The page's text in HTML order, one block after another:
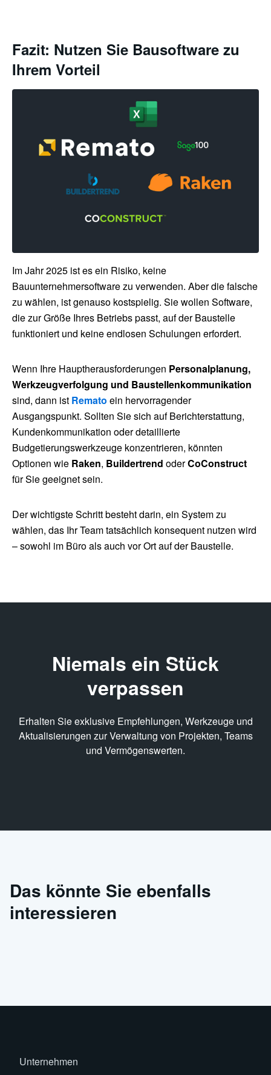
Fazit: Nutzen Sie Bausoftware zu
Ihrem Vorteil
Im Jahr 2025 ist es ein Risiko, keine
Bauunternehmersoftware zu verwenden. Aber die falsche
zu wählen, ist genauso kostspielig. Sie wollen Software,
die zur Größe Ihres Betriebs passt, auf der Baustelle
funktioniert und keine endlosen Schulungen erfordert.
Wenn Ihre Hauptherausforderungen Personalplanung,
Werkzeugverfolgung und Baustellenkommunikation
sind, dann ist Remato ein hervorragender
Ausgangspunkt. Sollten Sie sich auf Berichterstattung,
Kundenkommunikation oder detaillierte
Budgetierungswerkzeuge konzentrieren, könnten
Optionen wie Raken, Buildertrend oderCoConstruct
für Sie geeignet sein.
Der wichtigste Schritt besteht darin, ein System zu
wählen, das Ihr Team tatsächlich konsequent nutzen wird
– sowohl im Büro als auch vor Ort auf der Baustelle.
Niemals ein Stück
verpassen
Erhalten Sie exklusive Empfehlungen, Werkzeuge und
Aktualisierungen zur Verwaltung von Projekten, Teams
und Vermögenswerten.
Das könnte Sie ebenfalls
interessieren
Unternehmen